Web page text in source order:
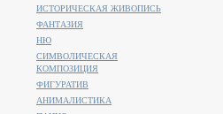
ИСТОРИЧЕСКАЯ ЖИВОПИСЬ
ФАНТАЗИЯ
НЮ
СИМВОЛИЧЕСКАЯ
КОМПОЗИЦИЯ
ФИГУРАТИВ
АНИМАЛИСТИКA